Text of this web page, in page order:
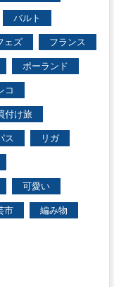
バルト
ェズ フランス
ポーランド
コ
付け旅
ス リガ
可愛い
市 編み物